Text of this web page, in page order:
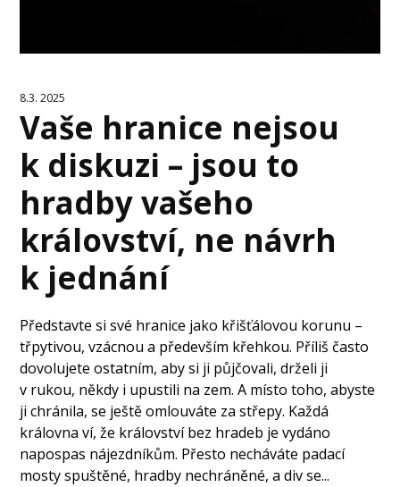
8.3. 2025
Vaše hranice nejsou
k diskuzi – jsou to
hradby vašeho
království, ne návrh
k jednání
Představte si své hranice jako křišťálovou korunu –
třpytivou, vzácnou a především křehkou. Příliš často
dovolujete ostatním, aby si ji půjčovali, drželi ji
v rukou, někdy i upustili na zem. A místo toho, abyste
ji chránila, se ještě omlouváte za střepy. Každá
královna ví, že království bez hradeb je vydáno
napospas nájezdníkům. Přesto necháváte padací
mosty spuštěné, hradby nechráněné, a div se...